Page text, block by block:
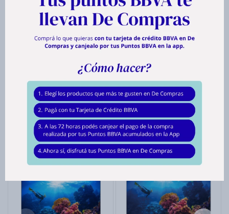
Envíos
Medios de pago
Características
Productos que te pueden interesar